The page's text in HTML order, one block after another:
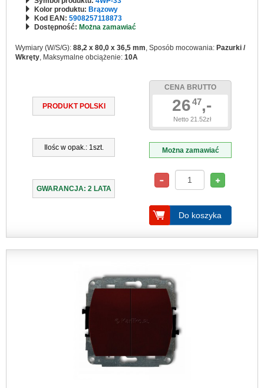
Kolor produktu: Brązowy
Kod EAN: 5908257118873
Dostępność: Można zamawiać
Wymiary (W/S/G): 88,2 x 80,0 x 36,5 mm, Sposób mocowania: Pazurki /
Wkręty, Maksymalne obciążenie: 10A
PRODUKT POLSKI
Ilośc w opak.: 1szt.
GWARANCJA: 2 LATA
CENA BRUTTO
2647,-
Netto 21.52zł
Można zamawiać
Do koszyka